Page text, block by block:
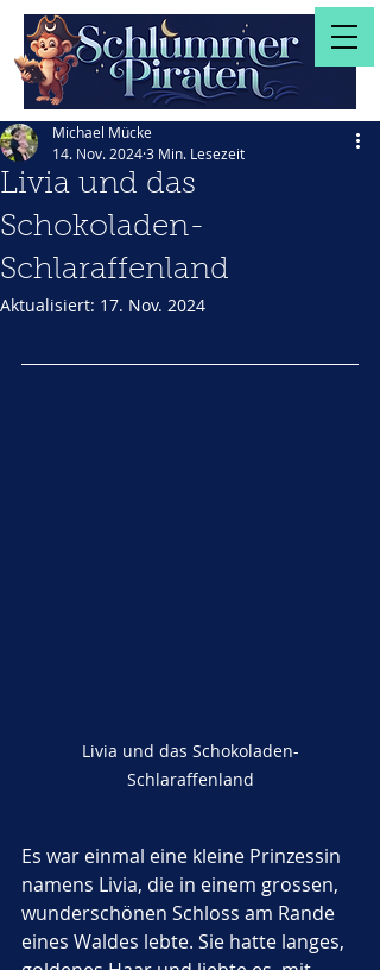
Livia und das
Schokoladen-
Schlaraffenland
Michael Mücke
14. Nov. 20243 Min. Lesezeit
Aktualisiert: 17. Nov. 2024
Livia und das Schokoladen-
Schlaraffenland
Es war einmal eine kleine Prinzessin
namens Livia, die in einem grossen,
wunderschönen Schloss am Rande
eines Waldes lebte. Sie hatte langes,